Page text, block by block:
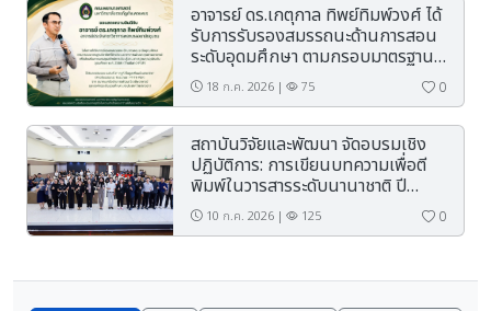
อาจารย์ ดร.เกตุกาล ทิพย์ทิมพ์วงศ์ ได้
รับการรับรองสมรรถนะด้านการสอน
ระดับอุดมศึกษา ตามกรอบมาตรฐาน
วิชาชีพ (Thailand-PSF) และได้รับ
การรับรอง ระดับที่ 2 Professional
Teacher: PT-THPSF
18 ก.ค. 2026 | 75 0
สถาบันวิจัยและพัฒนา จัดอบรมเชิง
ปฏิบัติการ: การเขียนบทความเพื่อตี
พิมพ์ในวารสารระดับนานาชาติ ปี
2569
10 ก.ค. 2026 | 125 0